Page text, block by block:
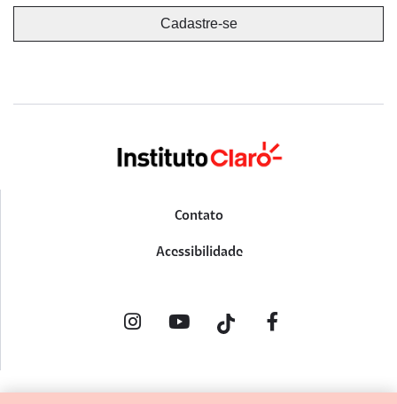
Contato
Acessibilidade